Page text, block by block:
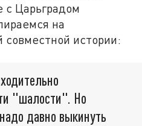
с Царьградом
на
совместной истории:
"шалости". Но
давно выкинуть